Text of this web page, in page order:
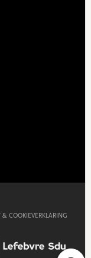
& COOKIEVERKLARING